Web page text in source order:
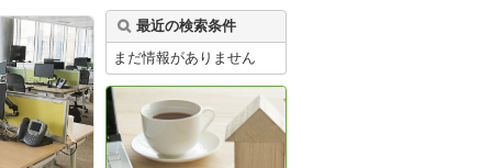
最近の検索条件
まだ情報がありません